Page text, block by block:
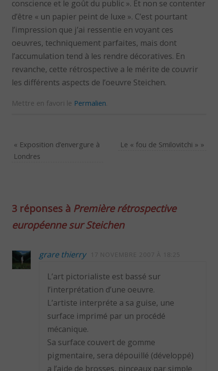
conscience et le goût du public ». Et non se contenter
d’être « un papier peint de luxe ». C’est pourtant
l’impression que j’ai ressentie en voyant ces
oeuvres, techniquement parfaites, mais dont
l’accumulation tend à les rendre décoratives. En
revanche, cette rétrospective a le mérite de couvrir
les différents aspects de l’oeuvre Steichen.
Mettre en favori le Permalien.
« Exposition d’envergure à
Londres
Le « fou de Smilovitchi » »
3 réponses à Première rétrospective
européenne sur Steichen
grare thierry 17 NOVEMBRE 2007 À 18:25
L’art pictorialiste est bassé sur
l’interprétation d’une oeuvre.
L’artiste interpréte a sa guise, une
surface imprimé par un procédé
mécanique.
Sa surface couvert de gomme
pigmentaire, sera dépouillé (développé)
a l’aide de brosses, pinceaux par simple